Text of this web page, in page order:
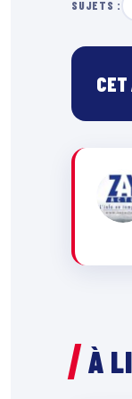
SUJETS :
À